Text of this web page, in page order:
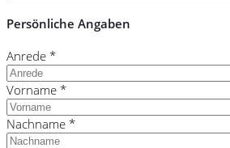
Persönliche Angaben
Anrede *
Vorname *
Nachname *